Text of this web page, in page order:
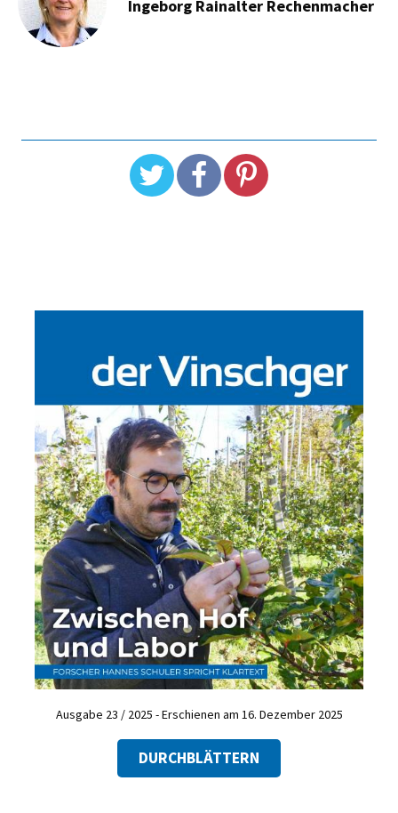
Ingeborg Rainalter Rechenmacher
Ausgabe 23 / 2025 - Erschienen am 16. Dezember 2025
DURCHBLÄTTERN